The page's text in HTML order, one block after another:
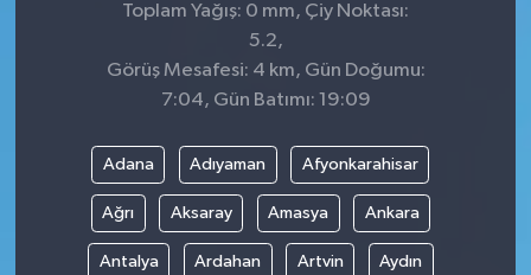
Toplam Yağış: 0 mm, Çiy Noktası:
5.2,
Görüş Mesafesi: 4 km, Gün Doğumu:
7:04, Gün Batımı: 19:09
Adana Adıyaman Afyonkarahisar
Ağrı Aksaray Amasya Ankara
Antalya Ardahan Artvin Aydın